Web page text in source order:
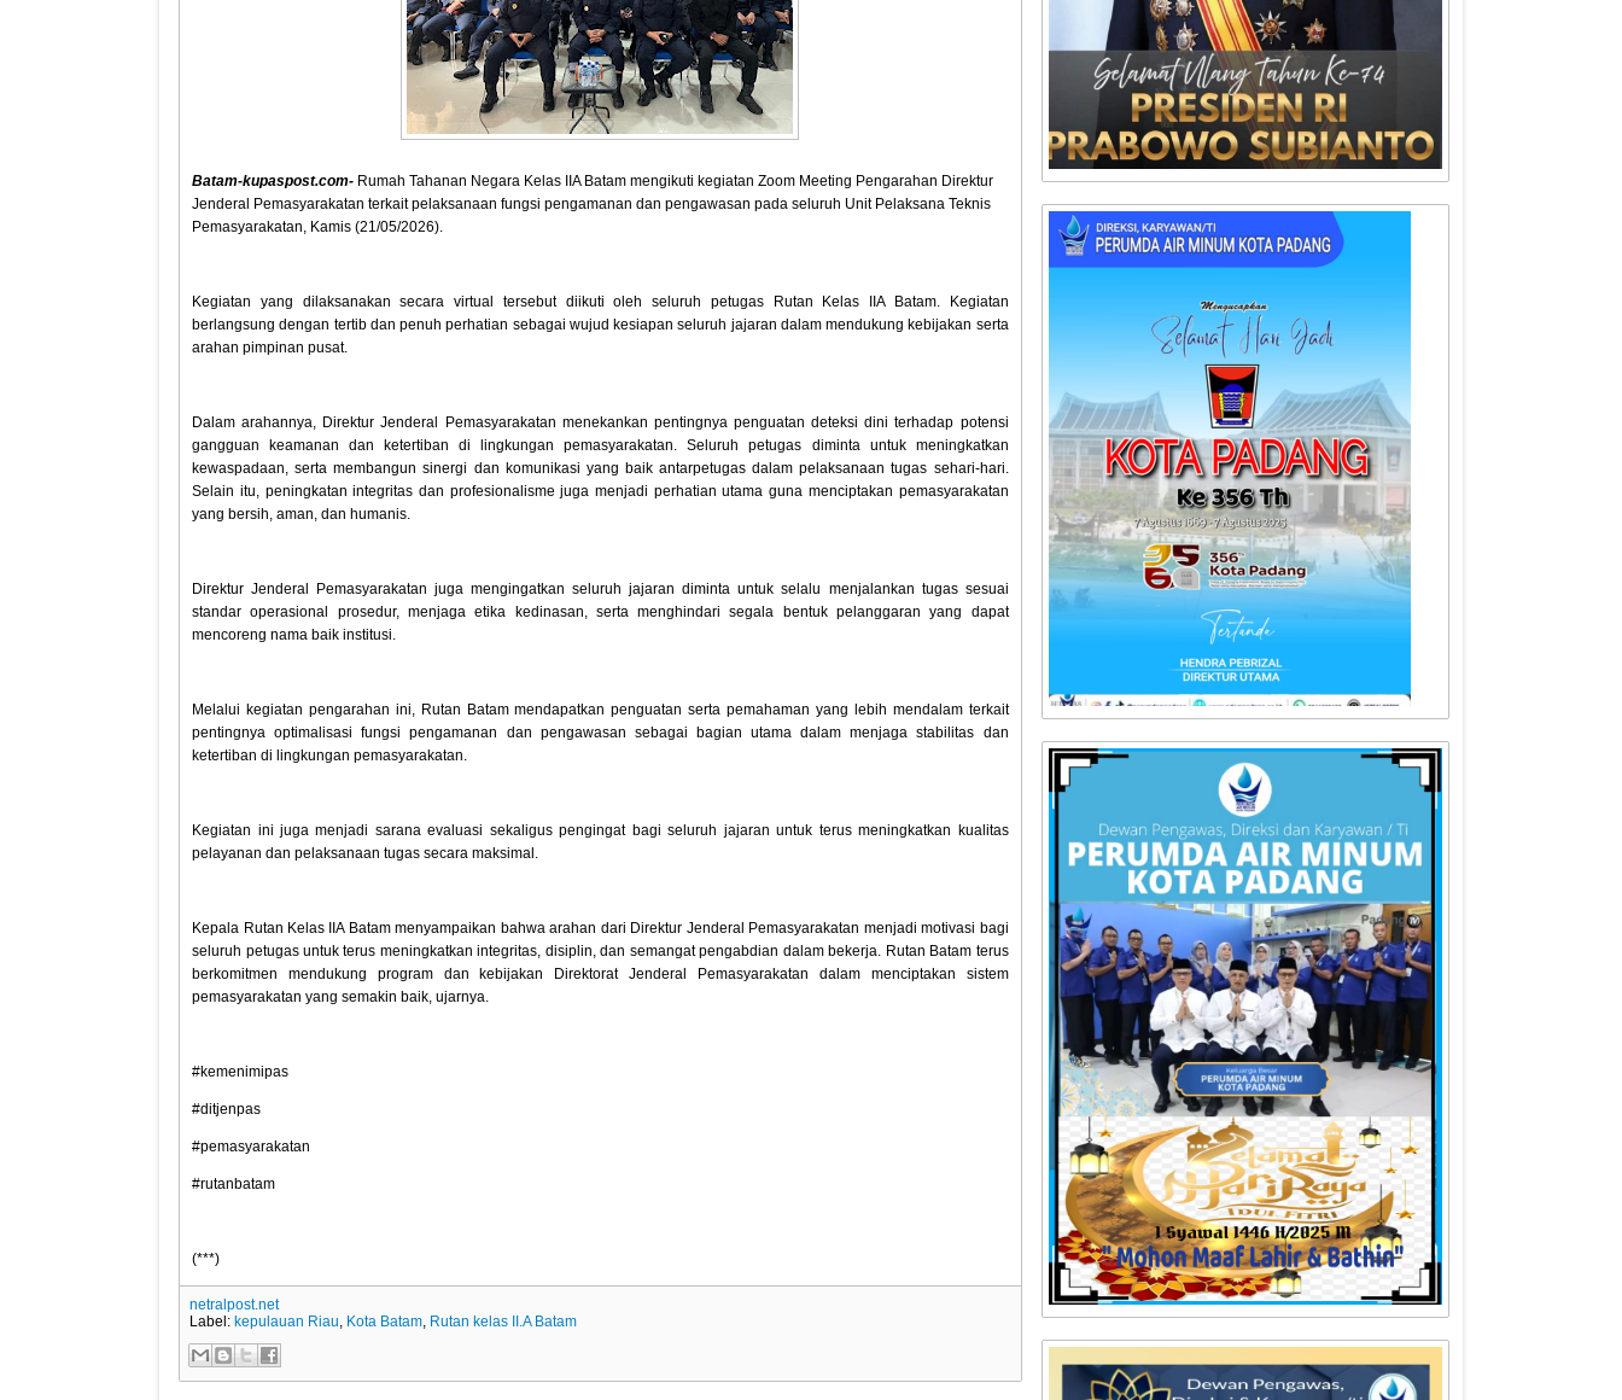
Batam-kupaspost.com- Rumah Tahanan Negara Kelas IIA Batam mengikuti kegiatan Zoom Meeting Pengarahan Direktur
Jenderal Pemasyarakatan terkait pelaksanaan fungsi pengamanan dan pengawasan pada seluruh Unit Pelaksana Teknis
Pemasyarakatan, Kamis (21/05/2026).
Kegiatan yang dilaksanakan secara virtual tersebut diikuti oleh seluruh petugas Rutan Kelas IIA Batam. Kegiatan
berlangsung dengan tertib dan penuh perhatian sebagai wujud kesiapan seluruh jajaran dalam mendukung kebijakan serta
arahan pimpinan pusat.
Dalam arahannya, Direktur Jenderal Pemasyarakatan menekankan pentingnya penguatan deteksi dini terhadap potensi
gangguan keamanan dan ketertiban di lingkungan pemasyarakatan. Seluruh petugas diminta untuk meningkatkan
kewaspadaan, serta membangun sinergi dan komunikasi yang baik antarpetugas dalam pelaksanaan tugas sehari-hari.
Selain itu, peningkatan integritas dan profesionalisme juga menjadi perhatian utama guna menciptakan pemasyarakatan
yang bersih, aman, dan humanis.
Direktur Jenderal Pemasyarakatan juga mengingatkan seluruh jajaran diminta untuk selalu menjalankan tugas sesuai
standar operasional prosedur, menjaga etika kedinasan, serta menghindari segala bentuk pelanggaran yang dapat
mencoreng nama baik institusi.
Melalui kegiatan pengarahan ini, Rutan Batam mendapatkan penguatan serta pemahaman yang lebih mendalam terkait
pentingnya optimalisasi fungsi pengamanan dan pengawasan sebagai bagian utama dalam menjaga stabilitas dan
ketertiban di lingkungan pemasyarakatan.
Kegiatan ini juga menjadi sarana evaluasi sekaligus pengingat bagi seluruh jajaran untuk terus meningkatkan kualitas
pelayanan dan pelaksanaan tugas secara maksimal.
Kepala Rutan Kelas IIA Batam menyampaikan bahwa arahan dari Direktur Jenderal Pemasyarakatan menjadi motivasi bagi
seluruh petugas untuk terus meningkatkan integritas, disiplin, dan semangat pengabdian dalam bekerja. Rutan Batam terus
berkomitmen mendukung program dan kebijakan Direktorat Jenderal Pemasyarakatan dalam menciptakan sistem
pemasyarakatan yang semakin baik, ujarnya.
#kemenimipas
#ditjenpas
#pemasyarakatan
#rutanbatam
(***)
netralpost.net
Label:kepulauan Riau, Kota Batam, Rutan kelas II.A Batam